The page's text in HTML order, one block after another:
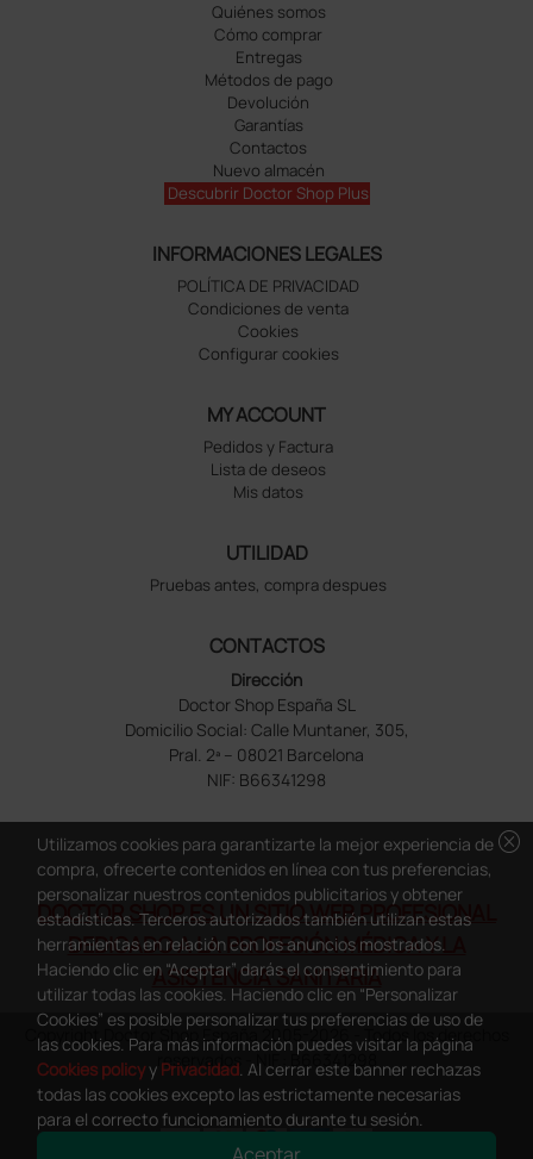
Quiénes somos
Cómo comprar
Entregas
Métodos de pago
Devolución
Garantías
Contactos
Nuevo almacén
Descubrir Doctor Shop Plus
INFORMACIONES LEGALES
POLÍTICA DE PRIVACIDAD
Condiciones de venta
Cookies
Configurar cookies
MY ACCOUNT
Pedidos y Factura
Lista de deseos
Mis datos
UTILIDAD
Pruebas antes, compra despues
CONTACTOS
Dirección
Doctor Shop España SL
Domicilio Social: Calle Muntaner, 305,
Pral. 2ª – 08021 Barcelona
NIF: B66341298
DOCTOR SHOP ES UN SITIO WEB PROFESIONAL
DEDICADO A LA PROFESIÓN MÉDICA Y LA
ASISTENCIA SANITARIA
Copyright Doctor Shop España 2005-2026 - Todos los derechos
reservados - NIF.: B66341298
cancel
Utilizamos cookies para garantizarte la mejor experiencia de
compra, ofrecerte contenidos en línea con tus preferencias,
personalizar nuestros contenidos publicitarios y obtener
estadísticas. Terceros autorizados también utilizan estas
herramientas en relación con los anuncios mostrados.
Haciendo clic en “Aceptar” darás el consentimiento para
utilizar todas las cookies. Haciendo clic en “Personalizar
Cookies” es posible personalizar tus preferencias de uso de
las cookies. Para más información puedes visitar la página
Cookies policyy Privacidad. Al cerrar este banner rechazas
todas las cookies excepto las estrictamente necesarias
para el correcto funcionamiento durante tu sesión.